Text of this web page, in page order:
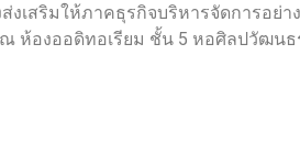
เสริมให้ภาคธุรกิจบริหารจัดการอย่า
ห้องออดิทอเรียม ชั้น 5 หอศิลปวัฒนธ